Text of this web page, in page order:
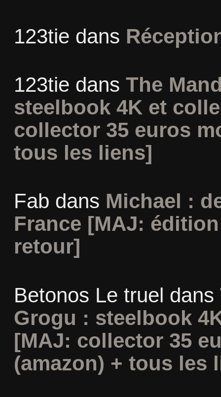
123tie dans
123tie dans The
steelbook 4K et
collector 35 euros
tous les liens]
Fab dans Michael :
France [MAJ:
retour]
Betonos Le truel dans
Grogu : steelbook
[MAJ: collector 35
(amazon) + tous les